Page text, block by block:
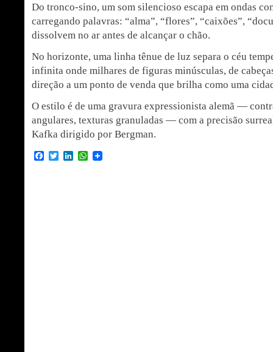
Do tronco-sino, um som silencioso escapa em ondas
carregando palavras: “alma”, “flores”, “caixões”,
dissolvem no ar antes de alcançar o chão.
No horizonte, uma linha tênue de luz separa o céu
infinita onde milhares de figuras minúsculas, de
direção a um ponto de venda que brilha como uma
O estilo é de uma gravura expressionista alemã —
angulares, texturas granuladas — com a precisão
Kafka dirigido por Bergman.
Facebook
TwitterLinkedInWhatsApp